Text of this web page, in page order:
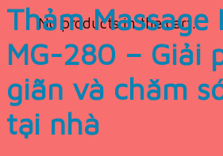
No products in the cart.
Thảm Massage
MG-280 – Giải
giãn và chăm
tại nhà